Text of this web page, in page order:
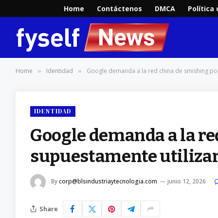
Home Contáctenos DMCA Política
Home » Identidad » Google demanda a la red china de smishing
IDENTIDAD
Google demanda a la
supuestamente
Bycorp@blsindustriaytecnologia.com junio 12, 2026
Share